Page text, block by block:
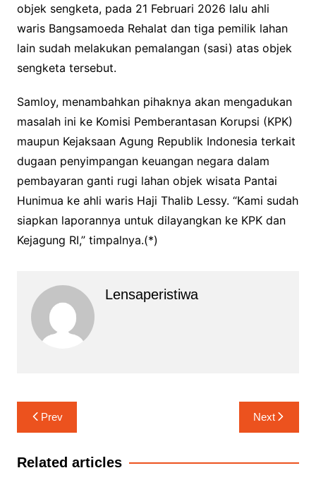
objek sengketa, pada 21 Februari 2026 lalu ahli
waris Bangsamoeda Rehalat dan tiga pemilik lahan
lain sudah melakukan pemalangan (sasi) atas objek
sengketa tersebut.
Samloy, menambahkan pihaknya akan mengadukan
masalah ini ke Komisi Pemberantasan Korupsi (KPK)
maupun Kejaksaan Agung Republik Indonesia terkait
dugaan penyimpangan keuangan negara dalam
pembayaran ganti rugi lahan objek wisata Pantai
Hunimua ke ahli waris Haji Thalib Lessy. “Kami sudah
siapkan laporannya untuk dilayangkan ke KPK dan
Kejagung RI,” timpalnya.(*)
Lensaperistiwa
Navigasi
pos
Prev Next
Related articles